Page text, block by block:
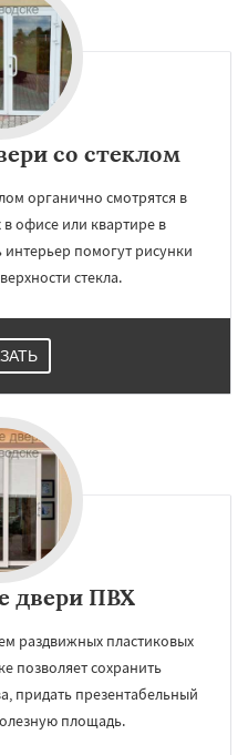
со стеклом
органично смотрятся в
офисе или квартире в
помогут рисунки
стекла.
двери ПВХ
раздвижных пластиковых
позволяет сохранить
придать презентабельный
площадь.